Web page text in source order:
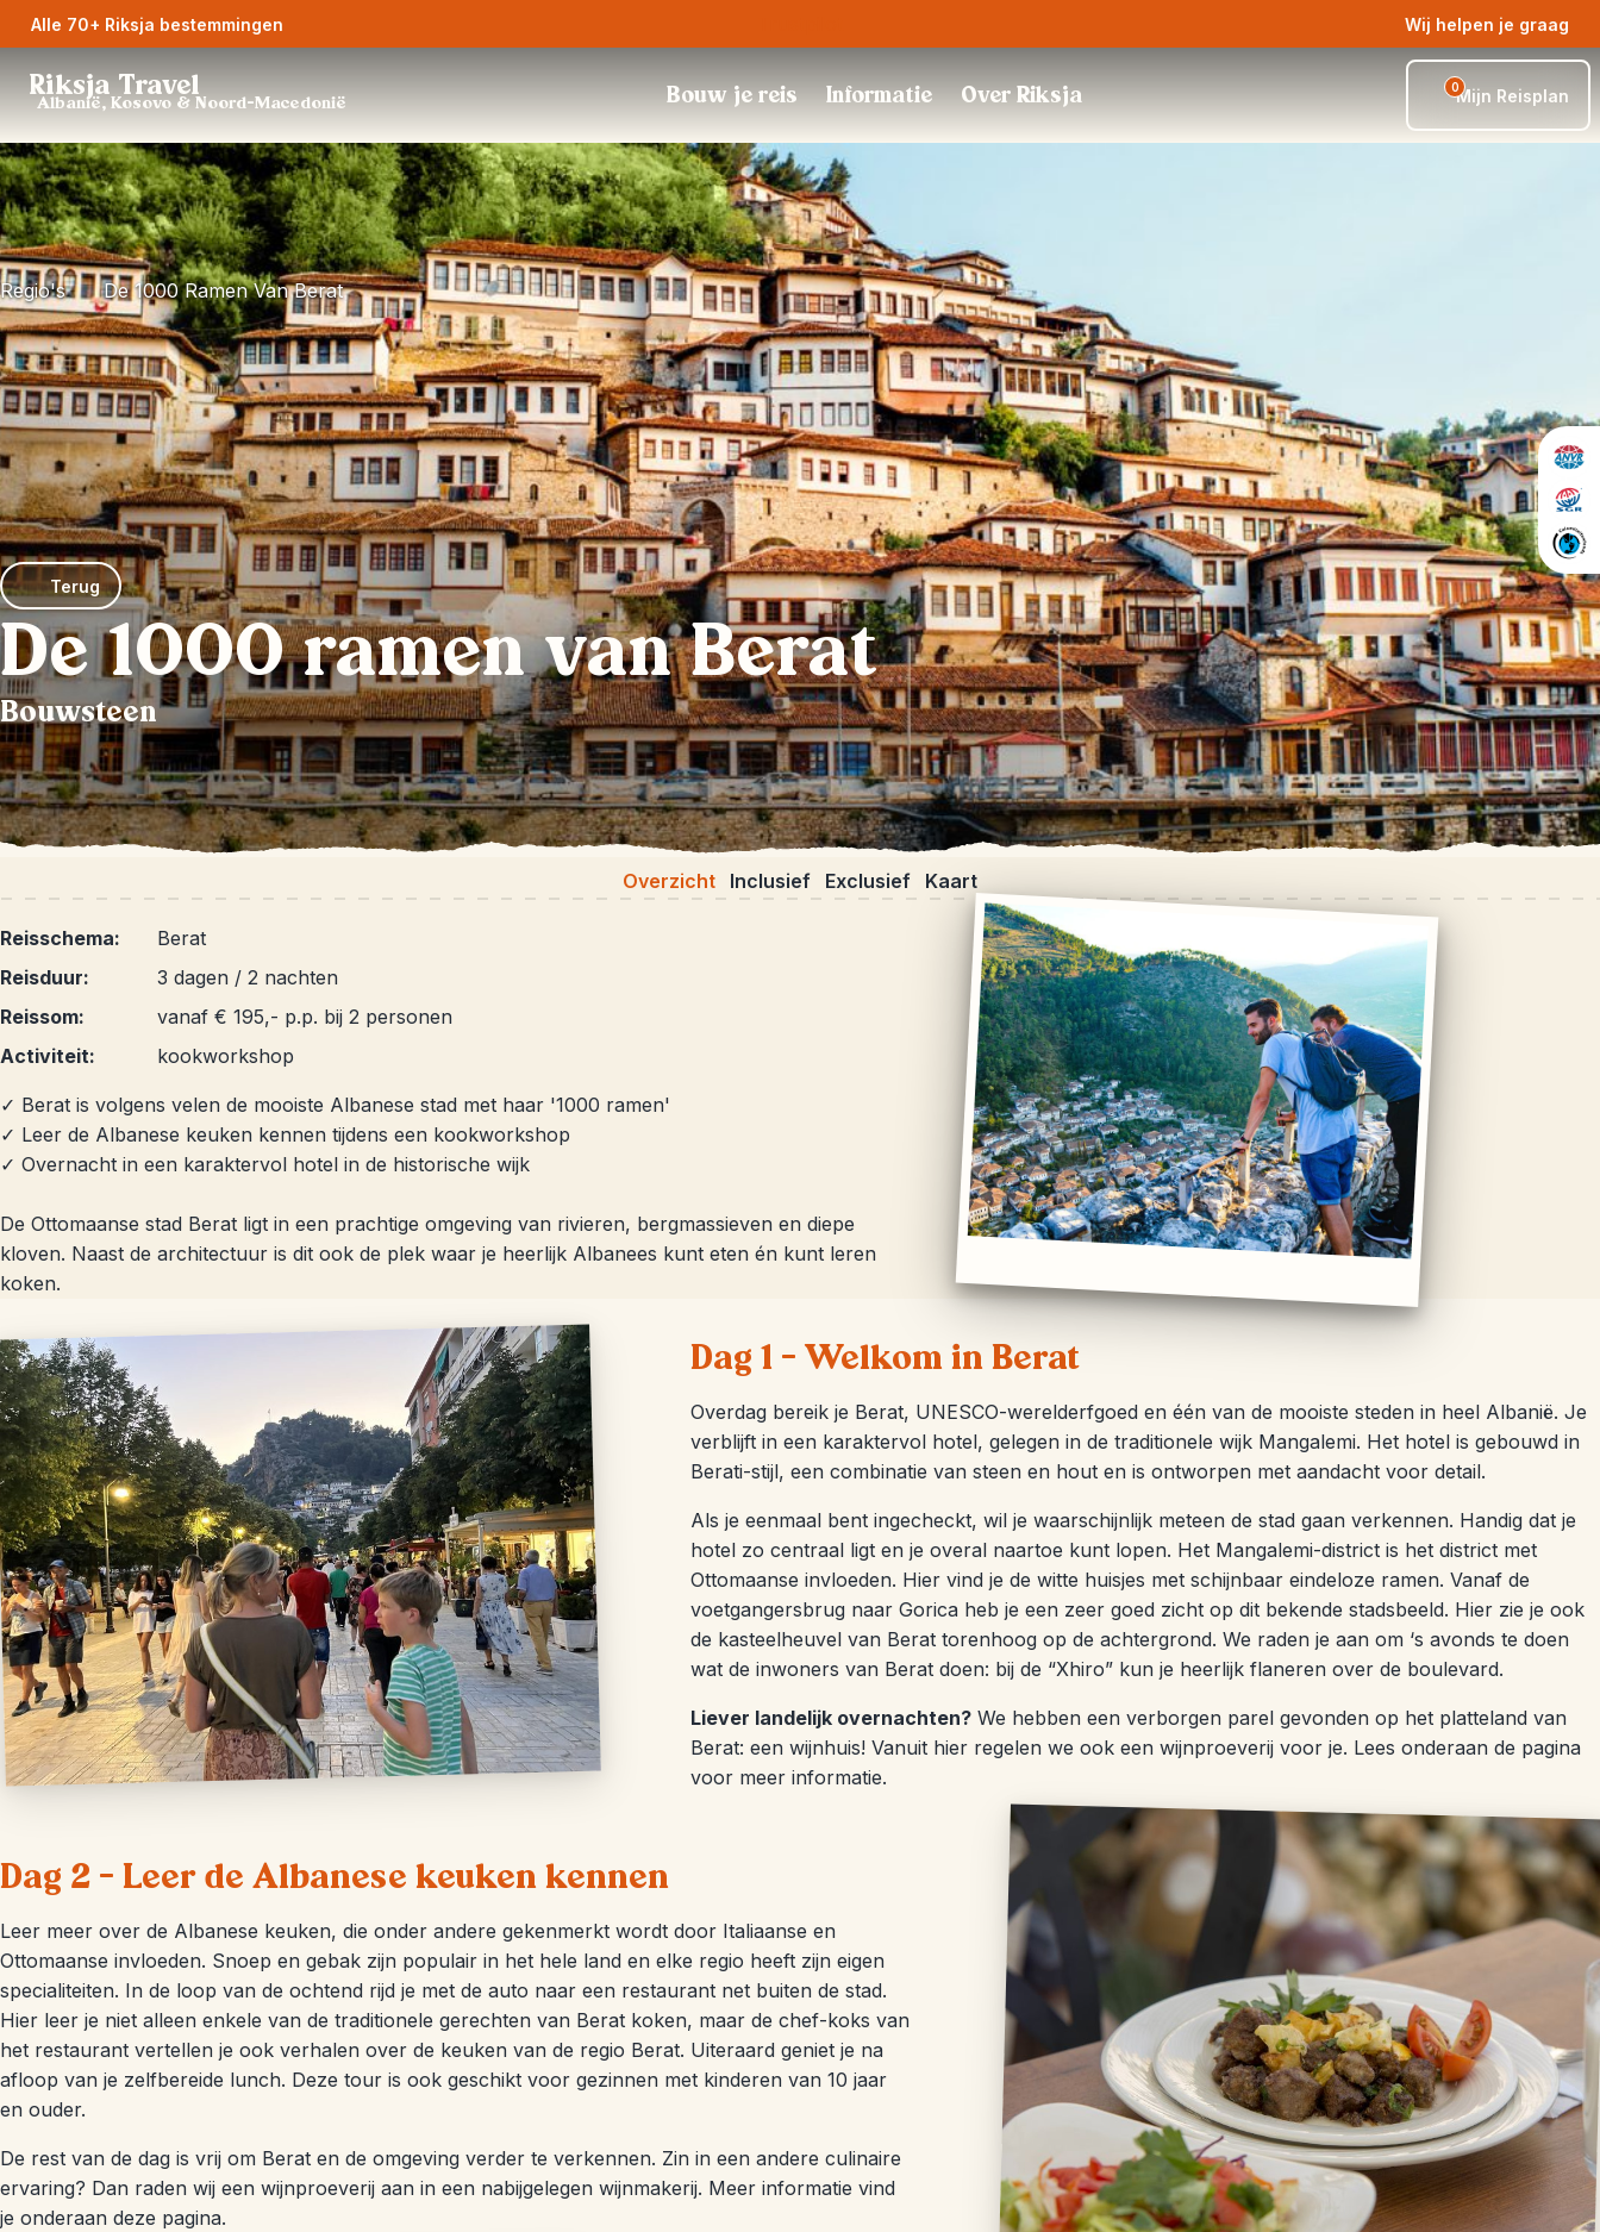
Alle 70+ Riksja bestemmingen Wij helpen je graag
Riksja Travel
Albanië, Kosovo & Noord-Macedonië Bouw je reis Informatie Over Riksja 0Mijn Reisplan
Regio's De 1000 Ramen Van Berat
Terug
De 1000 ramen van Berat
Bouwsteen
Overzicht Inclusief Exclusief Kaart
Reisschema:
Berat
Reisduur:
3 dagen / 2 nachten
Reissom:
vanaf € 195,- p.p. bij 2 personen
Activiteit:
kookworkshop
✓ Berat is volgens velen de mooiste Albanese stad met haar '1000 ramen'
✓ Leer de Albanese keuken kennen tijdens een kookworkshop
✓ Overnacht in een karaktervol hotel in de historische wijk
De Ottomaanse stad Berat ligt in een prachtige omgeving van rivieren, bergmassieven en diepe
kloven. Naast de architectuur is dit ook de plek waar je heerlijk Albanees kunt eten én kunt leren
koken.
Dag 1 – Welkom in Berat
Overdag bereik je Berat, UNESCO-werelderfgoed en één van de mooiste steden in heel Albanië. Je
verblijft in een karaktervol hotel, gelegen in de traditionele wijk Mangalemi. Het hotel is gebouwd in
Berati-stijl, een combinatie van steen en hout en is ontworpen met aandacht voor detail.
Als je eenmaal bent ingecheckt, wil je waarschijnlijk meteen de stad gaan verkennen. Handig dat je
hotel zo centraal ligt en je overal naartoe kunt lopen. Het Mangalemi-district is het district met
Ottomaanse invloeden. Hier vind je de witte huisjes met schijnbaar eindeloze ramen. Vanaf de
voetgangersbrug naar Gorica heb je een zeer goed zicht op dit bekende stadsbeeld. Hier zie je ook
de kasteelheuvel van Berat torenhoog op de achtergrond. We raden je aan om ‘s avonds te doen
wat de inwoners van Berat doen: bij de “Xhiro” kun je heerlijk flaneren over de boulevard.
Liever landelijk overnachten? We hebben een verborgen parel gevonden op het platteland van
Berat: een wijnhuis! Vanuit hier regelen we ook een wijnproeverij voor je. Lees onderaan de pagina
voor meer informatie.
Dag 2 – Leer de Albanese keuken kennen
Leer meer over de Albanese keuken, die onder andere gekenmerkt wordt door Italiaanse en
Ottomaanse invloeden. Snoep en gebak zijn populair in het hele land en elke regio heeft zijn eigen
specialiteiten. In de loop van de ochtend rijd je met de auto naar een restaurant net buiten de stad.
Hier leer je niet alleen enkele van de traditionele gerechten van Berat koken, maar de chef-koks van
het restaurant vertellen je ook verhalen over de keuken van de regio Berat. Uiteraard geniet je na
afloop van je zelfbereide lunch. Deze tour is ook geschikt voor gezinnen met kinderen van 10 jaar
en ouder.
De rest van de dag is vrij om Berat en de omgeving verder te verkennen. Zin in een andere culinaire
ervaring? Dan raden wij een wijnproeverij aan in een nabijgelegen wijnmakerij. Meer informatie vind
je onderaan deze pagina.